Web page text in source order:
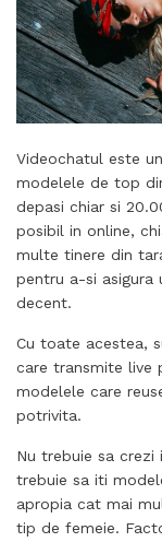
Videochatul este
modelele de top
depasi chiar si
posibil in online,
multe tinere din
pentru a-si
decent.
Cu toate acestea,
care transmite live
modelele care
potrivita.
Nu trebuie sa crezi
trebuie sa iti
apropia cat mai
tip de femeie.